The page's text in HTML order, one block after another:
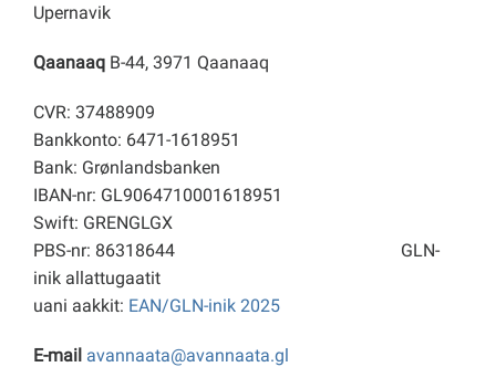
Upernavik
Qaanaaq B-44, 3971 Qaanaaq
CVR: 37488909
Bankkonto: 6471-1618951
Bank: Grønlandsbanken
IBAN-nr: GL9064710001618951
Swift: GRENGLGX
PBS-nr: 86318644 GLN-
inik allattugaatit
uani aakkit: EAN/GLN-inik 2025
E-mail avannaata@avannaata.gl